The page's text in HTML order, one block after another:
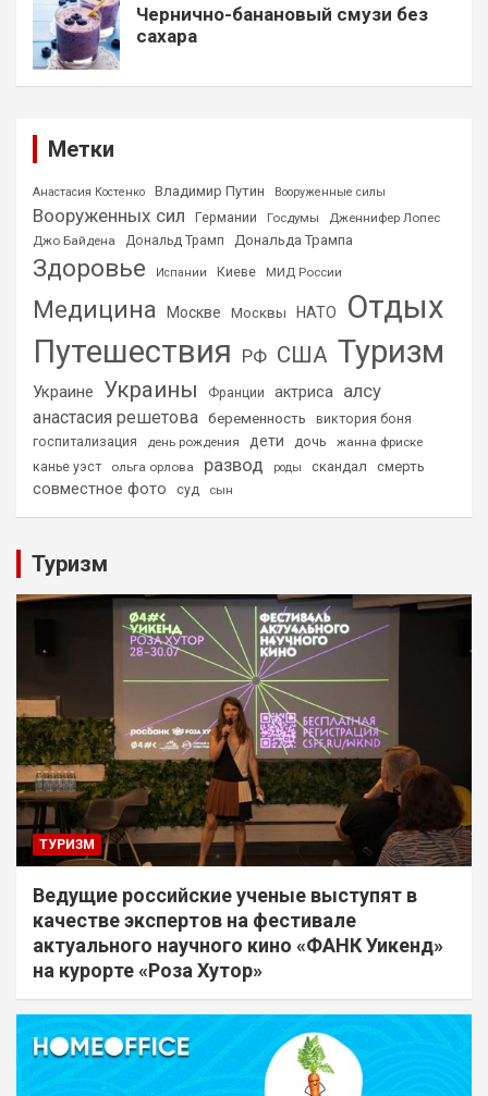
Чернично-банановый смузи без
сахара
Метки
Анастасия Костенко Владимир Путин Вооруженные силы
Вооруженных сил Германии Госдумы
Дженнифер Лопес
Джо Байдена
Дональд Трамп Дональда Трампа
Здоровье Испании Киеве МИД России
Медицина Москве Москвы НАТО
Отдых
Путешествия РФ США Туризм
Украине Украины Франции актриса алсу
анастасия решетова беременность
виктория боня
госпитализация
день рождения дети дочь
жанна фриске
канье уэст
ольга орлова развод роды скандал смерть
совместное фото суд сын
Туризм
ТУРИЗМ
Ведущие российские ученые выступят в
качестве экспертов на фестивале
актуального научного кино «ФАНК Уикенд»
на курорте «Роза Хутор»